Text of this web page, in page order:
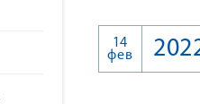
14
фев